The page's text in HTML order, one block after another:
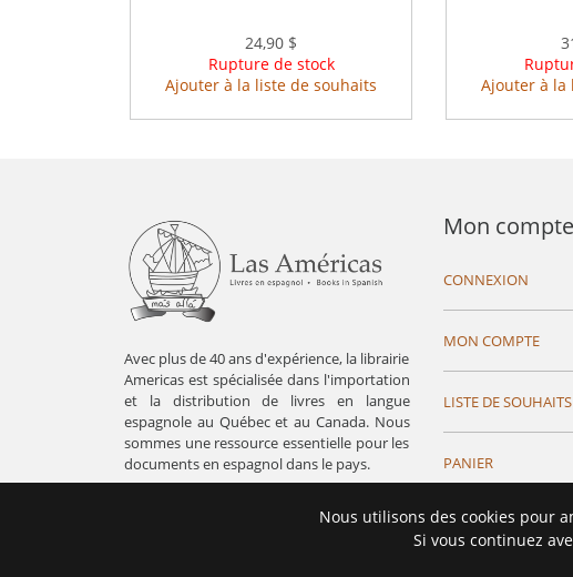
24,90 $
Rupture de stock
Ajouter à la liste de souhaits
Ajouter à la
Avec plus de 40 ans d'expérience, la librairie
Americas est spécialisée dans l'importation
et la distribution de livres en langue
espagnole au Québec et au Canada. Nous
sommes une ressource essentielle pour les
documents en espagnol dans le pays.
Mon compte
CONNEXION
MON COMPTE
LISTE DE SOUHAITS
PANIER
Nous utilisons des cookies pour
Si vous continuez